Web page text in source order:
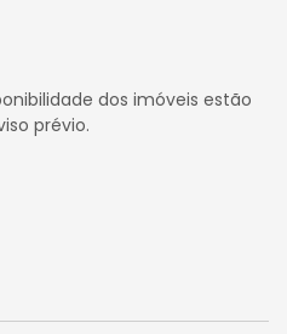
dos imóveis estão
prévio.